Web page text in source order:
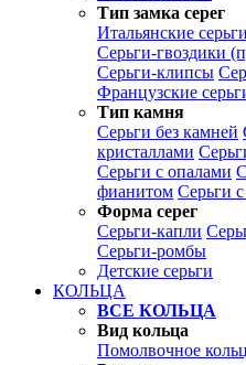
Тип замка серег
Итальянские серьги
Серьги-гвоздики
Серьги-клипсы
Французские
Тип камня
Серьги без камней
кристаллами
Серьги с опалами
фианитом Серьги
Форма серег
Серьги-капли
Серьги-ромбы
Детские серьги
КОЛЬЦА
ВСЕ КОЛЬЦА
Вид кольца
Помолвочное